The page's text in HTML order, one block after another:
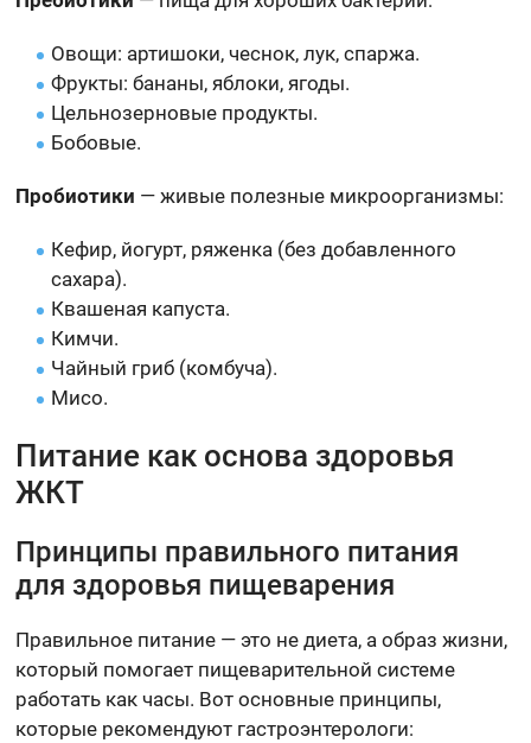
Овощи: артишоки, чеснок, лук, спаржа.
Фрукты: бананы, яблоки, ягоды.
Цельнозерновые продукты.
Бобовые.
Пробиотики — живые полезные микроорганизмы:
Кефир, йогурт, ряженка (без добавленного
сахара).
Квашеная капуста.
Кимчи.
Чайный гриб (комбуча).
Мисо.
Питание как основа здоровья
ЖКТ
Принципы правильного питания
для здоровья пищеварения
Правильное питание — это не диета, а образ жизни,
который помогает пищеварительной системе
работать как часы. Вот основные принципы,
которые рекомендуют гастроэнтерологи: